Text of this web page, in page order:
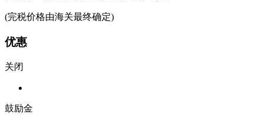
(完税价格由海关最终确定)
优惠
关闭
鼓励金